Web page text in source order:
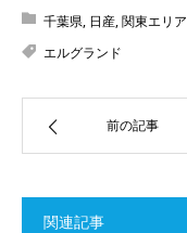
千葉県, 日産,関東エリア
エルグランド
前の記事
関連記事